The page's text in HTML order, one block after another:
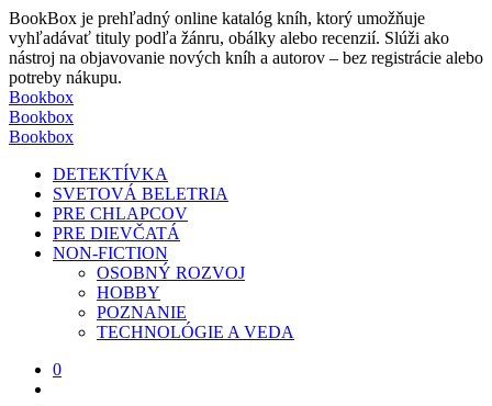
BookBox je prehľadný online katalóg kníh, ktorý umožňuje
vyhľadávať tituly podľa žánru, obálky alebo recenzií. Slúži ako
nástroj na objavovanie nových kníh a autorov – bez registrácie alebo
potreby nákupu.
Bookbox
Bookbox
Bookbox
DETEKTÍVKA
SVETOVÁ BELETRIA
PRE CHLAPCOV
PRE DIEVČATÁ
NON-FICTION
OSOBNÝ ROZVOJ
HOBBY
POZNANIE
TECHNOLÓGIE A VEDA
0